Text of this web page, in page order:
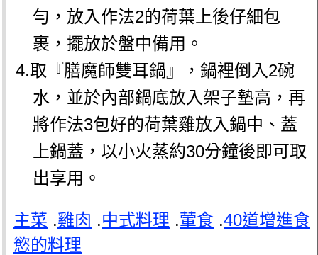
勻，放入作法2的荷葉上後仔細包
裹，擺放於盤中備用。
4.取『膳魔師雙耳鍋』，鍋裡倒入2碗
水，並於內部鍋底放入架子墊高，再
將作法3包好的荷葉雞放入鍋中、蓋
上鍋蓋，以小火蒸約30分鐘後即可取
出享用。
主菜 .雞肉 .中式料理 .葷食 .40道增進食
慾的料理